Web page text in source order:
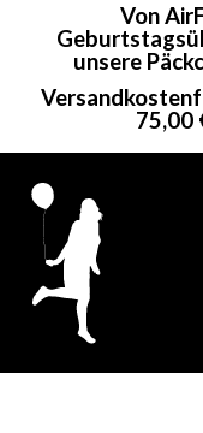
Von
unsere
75,00